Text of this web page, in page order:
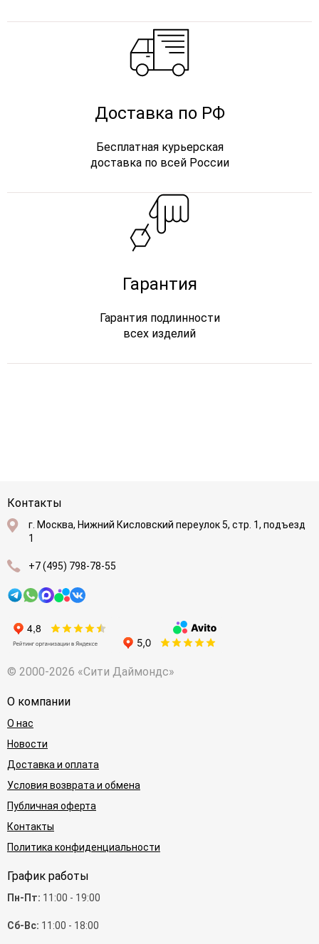
Доставка по РФ
Бесплатная курьерская
доставка по всей России
Гарантия
Гарантия подлинности
всех изделий
Контакты
г. Москва, Нижний Кисловский переулок 5, стр. 1, подъезд
1
+7 (495) 798-78-55
© 2000-2026 «Сити Даймондс»
О компании
О нас
Новости
Доставка и оплата
Условия возврата и обмена
Публичная оферта
Контакты
Политика конфиденциальности
График работы
Пн-Пт: 11:00 - 19:00
Сб-Вс: 11:00 - 18:00